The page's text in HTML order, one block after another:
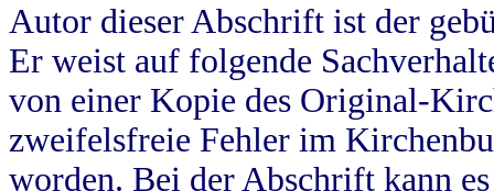
Autor dieser Abschrift ist der
Er weist auf folgende
von einer Kopie des Original-
zweifelsfreie Fehler im
worden. Bei der Abschrift kann